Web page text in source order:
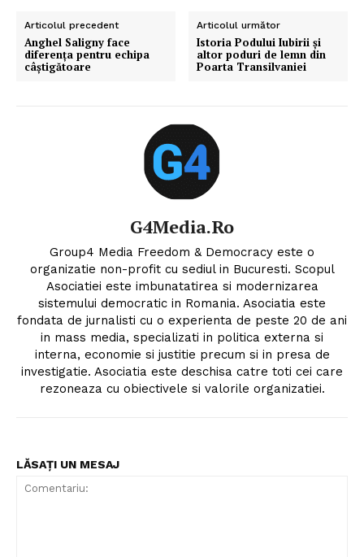
Articolul precedent
Anghel Saligny face
diferența pentru echipa
câștigătoare
Articolul următor
Istoria Podului Iubirii și
altor poduri de lemn din
Poarta Transilvaniei
G4Media.ro
Group4 Media Freedom & Democracy este o
organizatie non-profit cu sediul in Bucuresti. Scopul
Asociatiei este imbunatatirea si modernizarea
sistemului democratic in Romania. Asociatia este
fondata de jurnalisti cu o experienta de peste 20 de ani
in mass media, specializati in politica externa si
interna, economie si justitie precum si in presa de
investigatie. Asociatia este deschisa catre toti cei care
rezoneaza cu obiectivele si valorile organizatiei.
LĂSAȚI UN MESAJ